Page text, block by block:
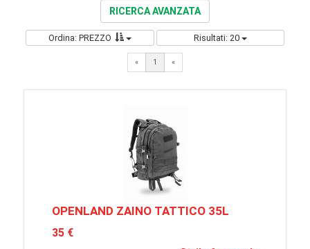
RICERCA AVANZATA
Ordina: PREZZO Risultati: 20
« 1 «
OPENLAND ZAINO TATTICO 35L
35 €